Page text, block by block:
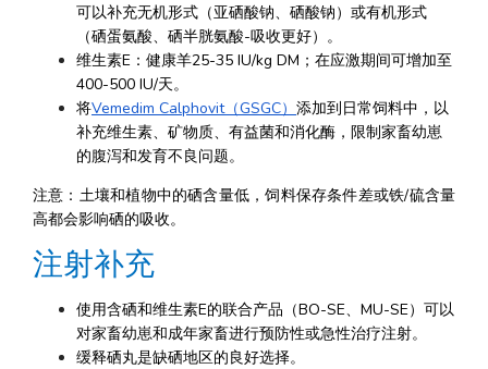
可以补充无机形式（亚硒酸钠、硒酸钠）或有机形式
（硒蛋氨酸、硒半胱氨酸-吸收更好）。
维生素E：健康羊25-35 IU/kg DM；在应激期间可增加至
400-500 IU/天。
将Vemedim Calphovit（GSGC） 添加到日常饲料中，以
补充维生素、矿物质、有益菌和消化酶，限制家畜幼崽
的腹泻和发育不良问题。
注意：土壤和植物中的硒含量低，饲料保存条件差或铁/硫含量
高都会影响硒的吸收。
注射补充
使用含硒和维生素E的联合产品（BO-SE、MU-SE）可以
对家畜幼崽和成年家畜进行预防性或急性治疗注射。
缓释硒丸是缺硒地区的良好选择。